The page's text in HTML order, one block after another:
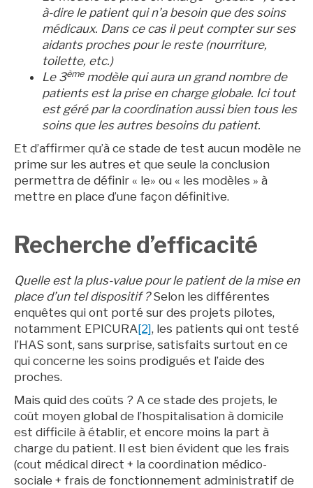
à-dire le patient qui n’a besoin que des soins
médicaux. Dans ce cas il peut compter sur ses
aidants proches pour le reste (nourriture,
toilette, etc.)
Le 3èmemodèle qui aura un grand nombre de
patients est la prise en charge globale. Ici tout
est géré par la coordination aussi bien tous les
soins que les autres besoins du patient.
Et d’affirmer qu’à ce stade de test aucun modèle ne
prime sur les autres et que seule la conclusion
permettra de définir « le» ou « les modèles » à
mettre en place d’une façon définitive.
Recherche d’efficacité
Quelle est la plus-value pour le patient de la mise en
place d’un tel dispositif ?Selon les différentes
enquêtes qui ont porté sur des projets pilotes,
notamment EPICURA[2], les patients qui ont testé
l’HAS sont, sans surprise, satisfaits surtout en ce
qui concerne les soins prodigués et l’aide des
proches.
Mais quid des coûts ? A ce stade des projets, le
coût moyen global de l’hospitalisation à domicile
est difficile à établir, et encore moins la part à
charge du patient. Il est bien évident que les frais
(cout médical direct + la coordination médico-
sociale + frais de fonctionnement administratif de